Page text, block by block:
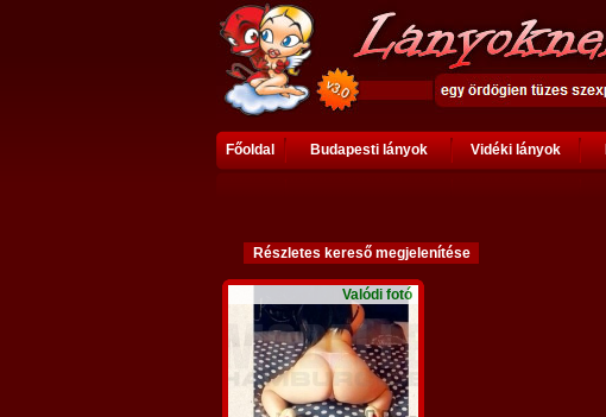
Főoldal Budapesti lányok Vidéki lányok
Valódi fotó